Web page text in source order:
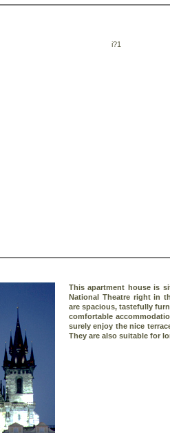
i?1
This apartment house is
National Theatre right in
are spacious, tastefully
comfortable
surely enjoy the nice
They are also suitable for